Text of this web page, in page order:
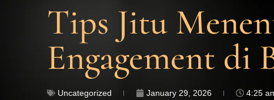
Tips Jitu
Engagement di
Uncategorized January 29, 2026 4:25